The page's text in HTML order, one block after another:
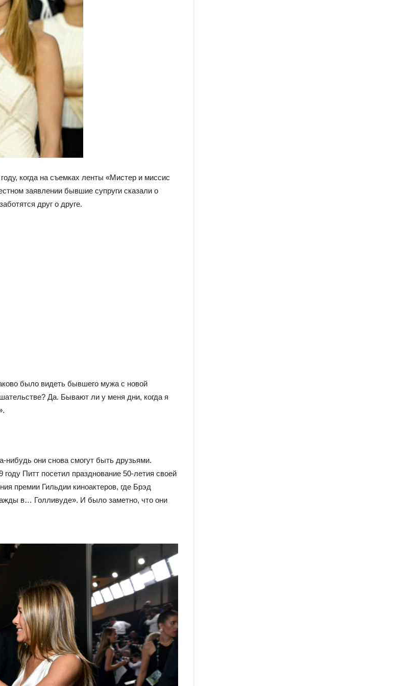
когда на съемках ленты «Мистер и миссис
заявлении бывшие супруги сказали о
друг о друге.
было видеть бывшего мужа с новой
Да. Бывают ли у меня дни, когда я
нибудь они снова смогут быть друзьями.
Питт посетил празднование 50-летия своей
премии Гильдии киноактеров, где Брэд
в… Голливуде». И было заметно, что они